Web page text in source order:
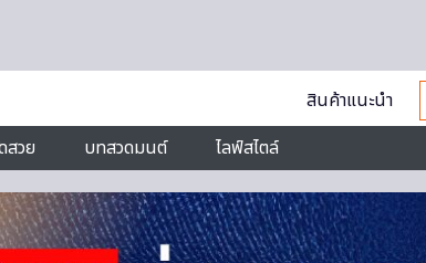
สินค้าแนะนำ
สวย บทสวดมนต์ ไลฟ์สไตล์